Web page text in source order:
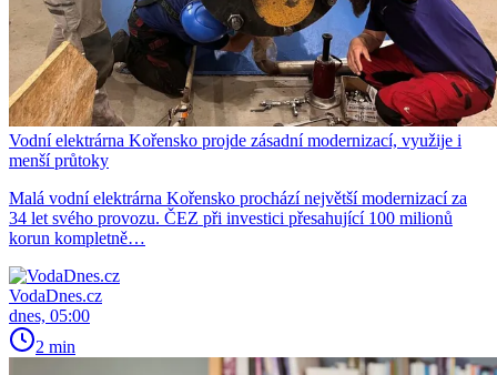
Vodní elektrárna Kořensko projde zásadní modernizací, využije i
menší průtoky
Malá vodní elektrárna Kořensko prochází největší modernizací za
34 let svého provozu. ČEZ při investici přesahující 100 milionů
korun kompletně…
VodaDnes.cz
dnes, 05:00
2 min